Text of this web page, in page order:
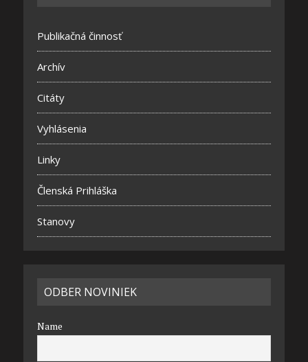
Publikačná činnosť
Archív
Citáty
Vyhlásenia
Linky
Členská Prihláška
Stanovy
ODBER NOVINIEK
Name